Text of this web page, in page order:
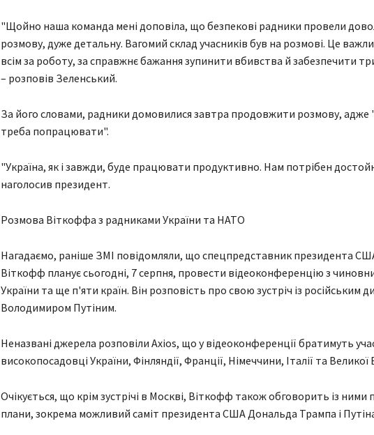
"Щойно наша команда мені доповіла, що безпекові радники провели
розмову, дуже детальну. Вагомий склад учасників був на розмові. Це
всім за роботу, за справжнє бажання зупинити вбивства й забезпечити
– розповів Зеленський.
За його словами, радники домовилися завтра продовжити розмову, адже
треба попрацювати".
"Україна, як і завжди, буде працювати продуктивно. Нам потрібен
наголосив президент.
Розмова Віткоффа з радниками України та НАТО
Нагадаємо, раніше ЗМІ повідомляли, що спецпредставник президента
Віткофф планує сьогодні, 7 серпня, провести відеоконференцію з
України та ще п'яти країн. Він розповість про свою зустріч із російським
Володимиром Путіним.
Неназвані джерела розповіли Axios, що у відеоконференції братимуть
високопосадовці України, Фінляндії, Франції, Німеччини, Італії та Великої
Очікується, що крім зустрічі в Москві, Віткофф також обговорить із ними
плани, зокрема можливий саміт президента США Дональда Трампа і